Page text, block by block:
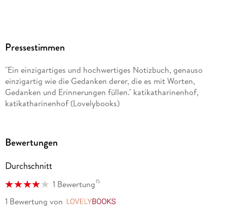
Pressestimmen
"Ein einzigartiges und hochwertiges Notizbuch, genauso
einzigartig wie die Gedanken derer, die es mit Worten,
Gedanken und Erinnerungen füllen." katikatharinenhof,
katikatharinenhof (Lovelybooks)
Bewertungen
Durchschnitt
1 Bewertung15
1 Bewertung von